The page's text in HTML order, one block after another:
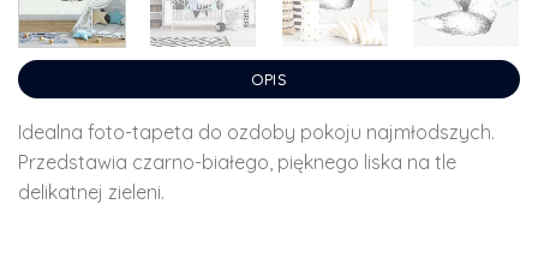
OPIS
Idealna foto-tapeta do ozdoby pokoju najmłodszych.
Przedstawia czarno-białego, pięknego liska na tle
delikatnej zieleni.